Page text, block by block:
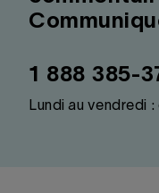
1 888 385-
Lundi au vendredi :